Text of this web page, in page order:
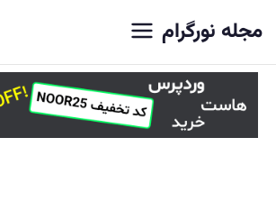
مجله نورگرام